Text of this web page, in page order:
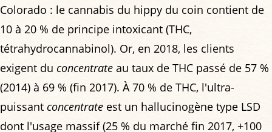
Colorado : le cannabis du hippy du coin contient de
10 à 20 % de principe intoxicant (THC,
tétrahydrocannabinol). Or, en 2018, les clients
exigent du concentrate au taux de THC passé de 57 %
(2014) à 69 % (fin 2017). À 70 % de THC, l'ultra-
puissant concentrate est un hallucinogène type LSD
dont l'usage massif (25 % du marché fin 2017, +100